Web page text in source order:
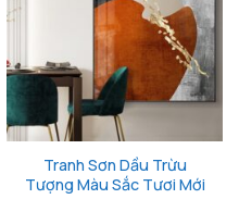
Tranh Sơn Dầu Trừu
Tượng Màu Sắc Tươi Mới